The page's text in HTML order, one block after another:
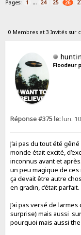
Pages: 1 ... 24 25 26
0 Membres et 3 Invités sur
Floodeur
Réponse #375 le:lun.
J’ai pas du tout été
monde était excité,
inconnus avant et
un peu magique de ces
ça devait être autre
en gradin, c’était parfait.
J’ai pas versé de
surprise) mais aussi
pourquoi mais aussi the